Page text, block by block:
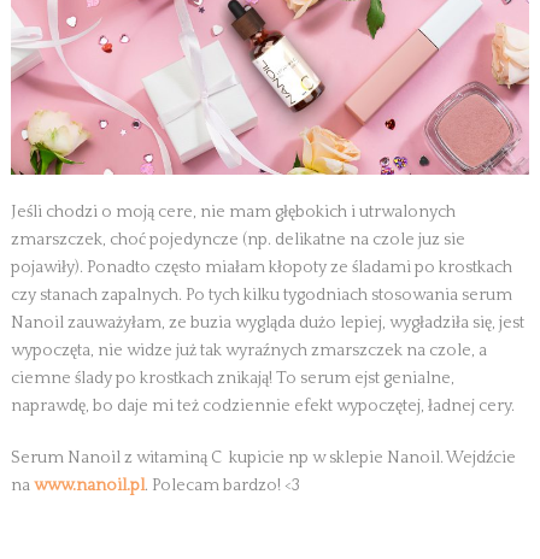
Jeśli chodzi o moją cere, nie mam głębokich i utrwalonych
zmarszczek, choć pojedyncze (np. delikatne na czole juz sie
pojawiły). Ponadto często miałam kłopoty ze śladami po krostkach
czy stanach zapalnych. Po tych kilku tygodniach stosowania serum
Nanoil zauważyłam, ze buzia wygląda dużo lepiej, wygładziła się, jest
wypoczęta, nie widze już tak wyraźnych zmarszczek na czole, a
ciemne ślady po krostkach znikają! To serum ejst genialne,
naprawdę, bo daje mi też codziennie efekt wypoczętej, ładnej cery.
Serum Nanoil z witaminą C kupicie np w sklepie Nanoil. Wejdźcie
nawww.nanoil.pl. Polecam bardzo! <3